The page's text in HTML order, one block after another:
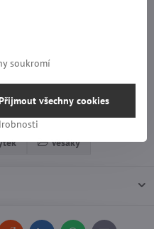
Věšáky
soukromí
všechny cookies